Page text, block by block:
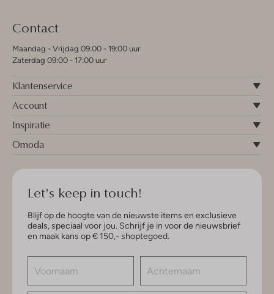
Contact
Maandag - Vrijdag 09:00 - 19:00 uur
Zaterdag 09:00 - 17:00 uur
Klantenservice
Account
Inspiratie
Omoda
Let's keep in touch!
Blijf op de hoogte van de nieuwste items en exclusieve
deals, speciaal voor jou. Schrijf je in voor de nieuwsbrief
en maak kans op € 150,- shoptegoed.